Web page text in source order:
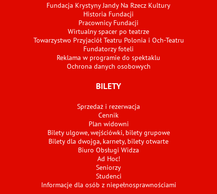
Fundacja Krystyny Jandy Na Rzecz Kultury
Historia Fundacji
Pracownicy Fundacji
Wirtualny spacer po teatrze
Towarzystwo Przyjaciół Teatru Polonia i Och-Teatru
Fundatorzy foteli
Reklama w programie do spektaklu
Ochrona danych osobowych
BILETY
Sprzedaż i rezerwacja
Cennik
Plan widowni
Bilety ulgowe, wejściówki, bilety grupowe
Bilety dla dwojga, karnety, bilety otwarte
Biuro Obsługi Widza
Ad Hoc!
Seniorzy
Studenci
Informacje dla osób z niepełnosprawnościami